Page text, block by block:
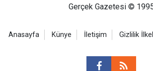
Gerçek Gazetesi ©
Anasayfa Künye İletişim Gizlilik